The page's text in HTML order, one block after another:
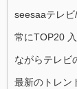
seesaaテレ
常にTOP20
ながらテレビ
最新のトレン